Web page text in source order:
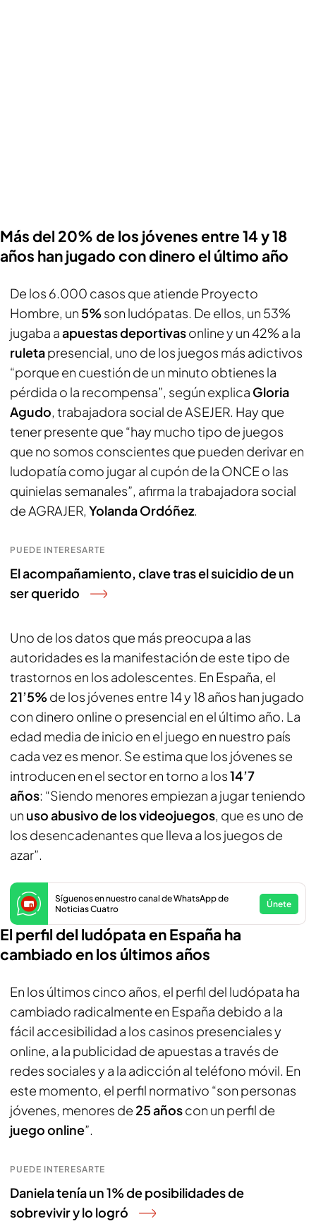
Más del 20% de los jóvenes entre 14 y 18
años han jugado con dinero el último año
De los 6.000 casos que atiende Proyecto
Hombre, un 5%son ludópatas. De ellos, un 53%
jugaba aapuestas deportivasonline y un 42% a la
ruletapresencial, uno de los juegos más adictivos
“porque en cuestión de un minuto obtienes la
pérdida o la recompensa”, según explica Gloria
Agudo, trabajadora social de ASEJER. Hay que
tener presente que “hay mucho tipo de juegos
que no somos conscientes que pueden derivar en
ludopatía como jugar al cupón de la ONCE o las
quinielas semanales”, afirma la trabajadora social
de AGRAJER, Yolanda Ordóñez.
PUEDE INTERESARTE
El acompañamiento, clave tras el suicidio de un
ser querido
Uno de los datos que más preocupa a las
autoridades es la manifestación de este tipo de
trastornos en los adolescentes. En España, el
21’5%de los jóvenes entre 14 y 18 años han jugado
con dinero online o presencial en el último año. La
edad media de inicio en el juego en nuestro país
cada vez es menor. Se estima que los jóvenes se
introducen en el sector en torno a los14’7
años: “Siendo menores empiezan a jugar teniendo
un uso abusivo de los videojuegos, que es uno de
los desencadenantes que lleva a los juegos de
azar”.
Síguenos en nuestro canal de WhatsApp de
Noticias Cuatro
Únete
El perfil del ludópata en España ha
cambiado en los últimos años
En los últimos cinco años, el perfil del ludópata ha
cambiado radicalmente en España debido a la
fácil accesibilidad a los casinos presenciales y
online, a la publicidad de apuestas a través de
redes sociales y a la adicción al teléfono móvil. En
este momento, el perfil normativo “son personas
jóvenes, menores de 25 añoscon un perfil de
juego online”.
PUEDE INTERESARTE
Daniela tenía un 1% de posibilidades de
sobrevivir y lo logró